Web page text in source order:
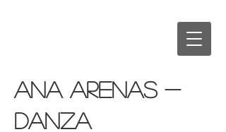
ANA ARENAS -
Danza